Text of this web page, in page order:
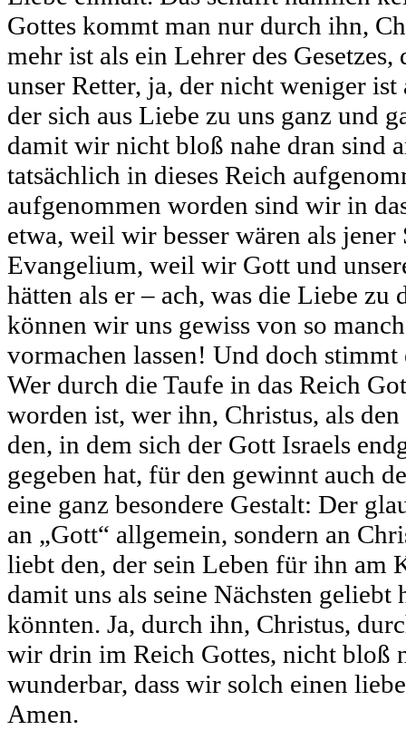
Gottes kommt man nur durch ihn,
mehr ist als ein Lehrer des
unser Retter, ja, der nicht weniger
der sich aus Liebe zu uns ganz und
damit wir nicht bloß nahe dran sind
tatsächlich in dieses Reich
aufgenommen worden sind wir in
etwa, weil wir besser wären als
Evangelium, weil wir Gott und
hätten als er – ach, was die Liebe zu
können wir uns gewiss von so
vormachen lassen! Und doch
Wer durch die Taufe in das Reich
worden ist, wer ihn, Christus, als
den, in dem sich der Gott Israels
gegeben hat, für den gewinnt auch
eine ganz besondere Gestalt: Der
an „Gott“ allgemein, sondern an
liebt den, der sein Leben für ihn am
damit uns als seine Nächsten
könnten. Ja, durch ihn, Christus,
wir drin im Reich Gottes, nicht bloß
wunderbar, dass wir solch einen
Amen.